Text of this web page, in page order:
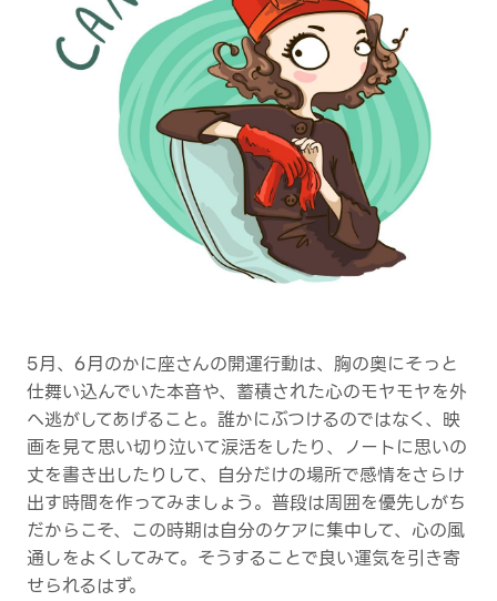
5月、6月のかに座さんの開運行動は、胸の奥にそっと
仕舞い込んでいた本音や、蓄積された心のモヤモヤを外
へ逃がしてあげること。誰かにぶつけるのではなく、映
画を見て思い切り泣いて涙活をしたり、ノートに思いの
丈を書き出したりして、自分だけの場所で感情をさらけ
出す時間を作ってみましょう。普段は周囲を優先しがち
だからこそ、この時期は自分のケアに集中して、心の風
通しをよくしてみて。そうすることで良い運気を引き寄
せられるはず。